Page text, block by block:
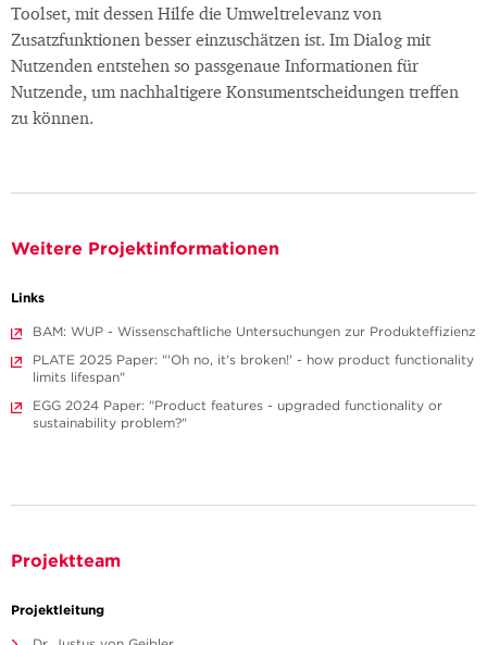
Toolset, mit dessen Hilfe die Umweltrelevanz von
Zusatzfunktionen besser einzuschätzen ist. Im Dialog mit
Nutzenden entstehen so passgenaue Informationen für
Nutzende, um nachhaltigere Konsumentscheidungen treffen
zu können.
Weitere Projektinformationen
Links
BAM: WUP - Wissenschaftliche Untersuchungen zur Produkteffizienz
PLATE 2025 Paper: "'Oh no, it's broken!' - how product functionality
limits lifespan"
EGG 2024 Paper: "Product features - upgraded functionality or
sustainability problem?"
Projektteam
Projektleitung